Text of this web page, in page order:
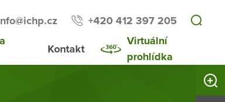
+420 412 397 205
Kontakt
Virtuální
prohlídka